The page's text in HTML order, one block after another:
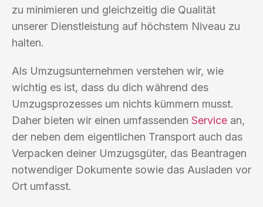
zu minimieren und gleichzeitig die Qualität
unserer Dienstleistung auf höchstem Niveau zu
halten.
Als Umzugsunternehmen verstehen wir, wie
wichtig es ist, dass du dich während des
Umzugsprozesses um nichts kümmern musst.
Daher bieten wir einen umfassenden Service an,
der neben dem eigentlichen Transport auch das
Verpacken deiner Umzugsgüter, das Beantragen
notwendiger Dokumente sowie das Ausladen vor
Ort umfasst.